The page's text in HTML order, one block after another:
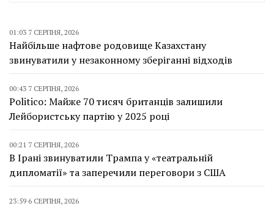
01:03 7 СЕРПНЯ, 2026
Найбільше нафтове родовище Казахстану
звинуватили у незаконному зберіганні відходів
00:43 7 СЕРПНЯ, 2026
Politico: Майже 70 тисяч британців залишили
Лейбористську партію у 2025 році
00:21 7 СЕРПНЯ, 2026
В Ірані звинуватили Трампа у «театральній
дипломатії» та заперечили переговори з США
23:59 6 СЕРПНЯ, 2026